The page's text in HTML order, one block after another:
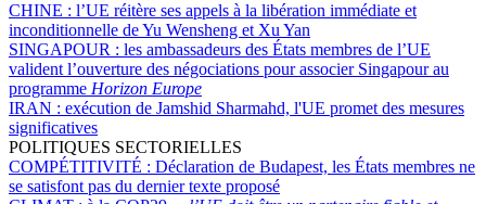
CHINE : l’UE réitère ses appels à la libération immédiate et
inconditionnelle de Yu Wensheng et Xu Yan
SINGAPOUR : les ambassadeurs des États membres de l’UE
valident l’ouverture des négociations pour associer Singapour au
programme Horizon Europe
IRAN : exécution de Jamshid Sharmahd, l'UE promet des mesures
significatives
POLITIQUES SECTORIELLES
COMPÉTITIVITÉ : Déclaration de Budapest, les États membres ne
se satisfont pas du dernier texte proposé